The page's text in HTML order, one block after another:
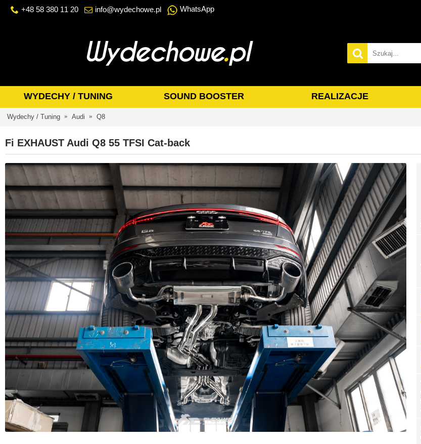
+48 58 380 11 20 info@wydechowe.pl WhatsApp
WYDECHY / TUNING SOUND BOOSTER REALIZACJE
Wydechy / Tuning Audi Q8
Fi EXHAUST Audi Q8 55 TFSI Cat-back